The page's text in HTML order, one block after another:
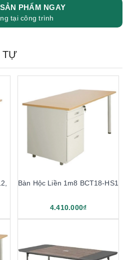
PHẨM NGAY
tại công trình
TỰ
Bàn Hộc Liền 1m8 BCT18-HS1
4.410.000₫